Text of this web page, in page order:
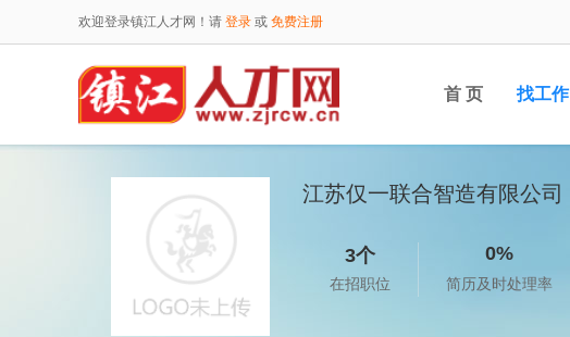
欢迎登录镇江人才网！请 登录 或 免费注册
首 页 找工作
江苏仅一联合智造有限公司
3个
在招职位
0%
简历及时处理率